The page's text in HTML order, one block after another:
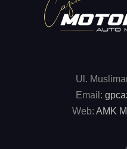
Ul.
Email:
Web: AMK